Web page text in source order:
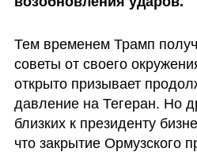
Тем временем Трамп
советы от своего
открыто призывает
давление на Тегеран. Но
близких к президенту
что закрытие Ормузского